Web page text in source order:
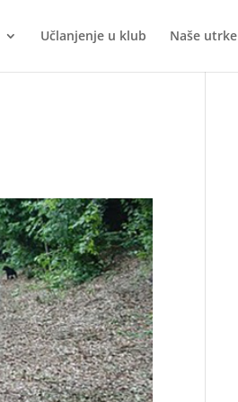
Učlanjenje u klub Naše utrke